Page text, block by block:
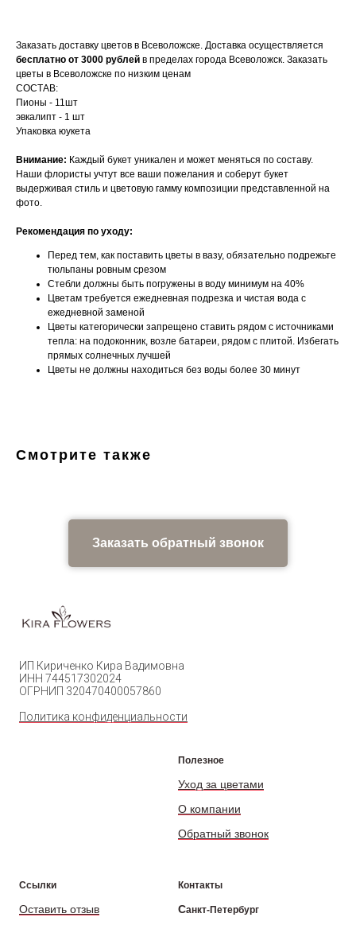
Заказать доставку цветов в Всеволожске. Доставка осуществляется
бесплатно от 3000 рублей в пределах города Всеволожск. Заказать
цветы в Всеволожске по низким ценам
СОСТАВ:
Пионы - 11шт
эвкалипт - 1 шт
Упаковка юукета
Внимание: Каждый букет уникален и может меняться по составу.
Наши флористы учтут все ваши пожелания и соберут букет
выдерживая стиль и цветовую гамму композиции представленной на
фото.
Рекомендация по уходу:
Перед тем, как поставить цветы в вазу, обязательно подрежьте
тюльпаны ровным срезом
Стебли должны быть погружены в воду минимум на 40%
Цветам требуется ежедневная подрезка и чистая вода с
ежедневной заменой
Цветы категорически запрещено ставить рядом с источниками
тепла: на подоконник, возле батареи, рядом с плитой. Избегать
прямых солнечных лучшей
Цветы не должны находиться без воды более 30 минут
Смотрите также
Заказать обратный звонок
ИП Кириченко Кира Вадимовна
ИНН 744517302024
ОГРНИП 320470400057860
Политика конфиденциальности
Полезное
Уход за цветами
О компании
Обратный звонок
Ссылки
Оставить отзыв
Контакты
Санкт-Петербург